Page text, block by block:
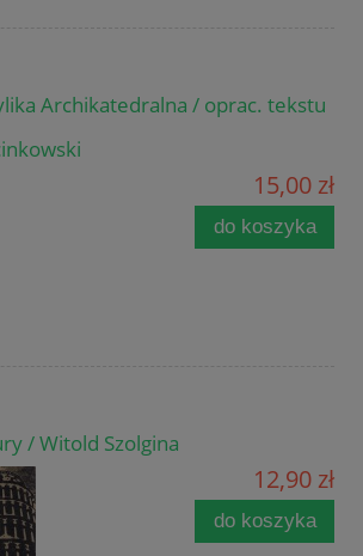
Archikatedralna / oprac. tekstu
15,00 zł
do koszyka
/ Witold Szolgina
12,90 zł
do koszyka